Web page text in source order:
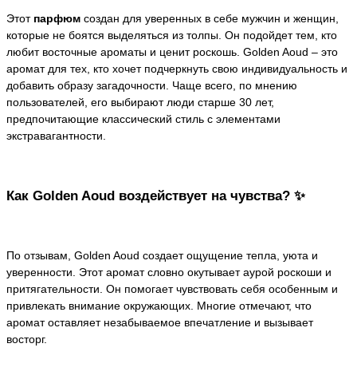
Этот парфюм создан для уверенных в себе мужчин и женщин,
которые не боятся выделяться из толпы. Он подойдет тем, кто
любит восточные ароматы и ценит роскошь. Golden Aoud – это
аромат для тех, кто хочет подчеркнуть свою индивидуальность и
добавить образу загадочности. Чаще всего, по мнению
пользователей, его выбирают люди старше 30 лет,
предпочитающие классический стиль с элементами
экстравагантности.
Как Golden Aoud воздействует на чувства? ✨
По отзывам, Golden Aoud создает ощущение тепла, уюта и
уверенности. Этот аромат словно окутывает аурой роскоши и
притягательности. Он помогает чувствовать себя особенным и
привлекать внимание окружающих. Многие отмечают, что
аромат оставляет незабываемое впечатление и вызывает
восторг.